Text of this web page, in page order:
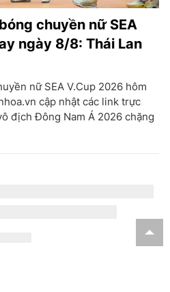
chuyền nữ SEA
ngày 8/8: Thái Lan
nữ SEA V.Cup 2026 hôm
cập nhật các link trực
địch Đông Nam Á 2026 chặng